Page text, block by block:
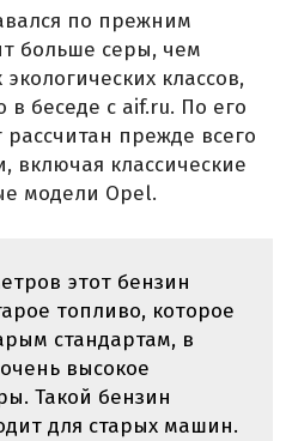
по прежним
больше серы, чем
классов,
в беседе с aif.ru. По его
рассчитан прежде всего
включая классические
модели Opel.
этот бензин
топливо, которое
стандартам, в
высокое
Такой бензин
для старых машин.